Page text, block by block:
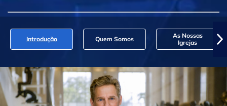
Introdução Quem Somos
As Nossas
Igrejas